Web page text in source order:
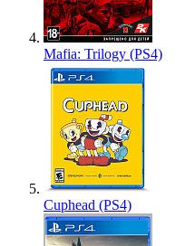
Mafia: Trilogy (PS4)
Cuphead (PS4)